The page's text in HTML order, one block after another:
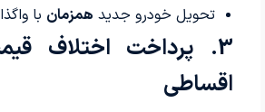
تحویل خودرو جدید همزمان با
3. پرداخت اختلاف
اقساطی